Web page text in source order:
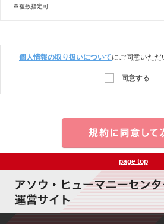
※複数指定可
個人情報の取り扱いについてにご同意いただ
同意する
page top